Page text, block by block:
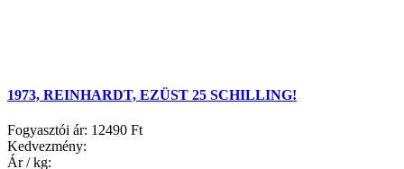
1973, REINHARDT, EZÜST 25 SCHILLING!
Fogyasztói ár: 12490 Ft
Kedvezmény:
Ár / kg: